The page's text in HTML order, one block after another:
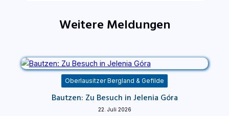
Weitere Meldungen
Oberlausitzer Bergland & Gefilde
Bautzen: Zu Besuch in Jelenia Góra
22. Juli 2026